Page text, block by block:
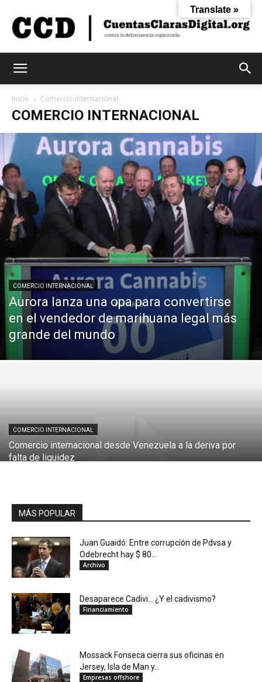
Claras
Digital
Inicio Comercio internacional
COMERCIO INTERNACIONAL
COMERCIO INTERNACIONAL
Aurora lanza una opa para convertirse
en el vendedor de marihuana legal más
grande del mundo
COMERCIO INTERNACIONAL
Comercio internacional desde Venezuela a la deriva por
falta de liquidez
MÁS POPULAR
Juan Guaidó: Entre corrupción de Pdvsa y
Odebrecht hay $ 80...
Archivo
Desaparece Cadivi… ¿Y el cadivismo?
Financiamiento
Mossack Fonseca cierra sus oficinas en
Jersey, Isla de Man y...
Empresas offshore
Translate »